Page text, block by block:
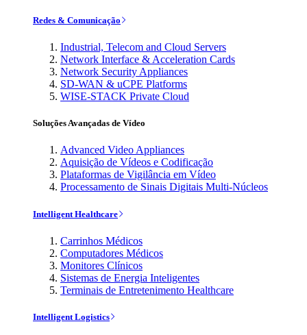
Redes & Comunicação
Industrial, Telecom and Cloud Servers
Network Interface & Acceleration Cards
Network Security Appliances
SD-WAN & uCPE Platforms
WISE-STACK Private Cloud
Soluções Avançadas de Vídeo
Advanced Video Appliances
Aquisição de Vídeos e Codificação
Plataformas de Vigilância em Vídeo
Processamento de Sinais Digitais Multi-Núcleos
Intelligent Healthcare
Carrinhos Médicos
Computadores Médicos
Monitores Clínicos
Sistemas de Energia Inteligentes
Terminais de Entretenimento Healthcare
Intelligent Logistics